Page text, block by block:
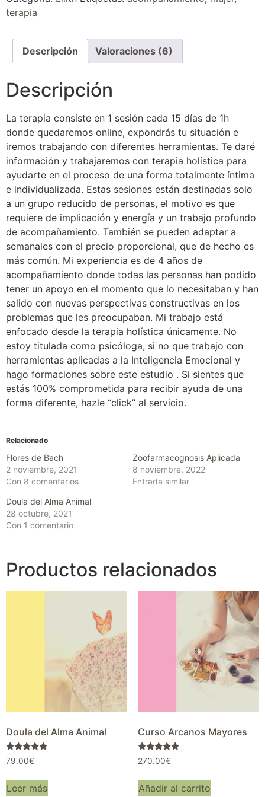
terapia
Descripción Valoraciones (6)
Descripción
La terapia consiste en 1 sesión cada 15 días de 1h
donde quedaremos online, expondrás tu situación e
iremos trabajando con diferentes herramientas. Te daré
información y trabajaremos con terapia holística para
ayudarte en el proceso de una forma totalmente íntima
e individualizada. Estas sesiones están destinadas solo
a un grupo reducido de personas, el motivo es que
requiere de implicación y energía y un trabajo profundo
de acompañamiento. También se pueden adaptar a
semanales con el precio proporcional, que de hecho es
más común. Mi experiencia es de 4 años de
acompañamiento donde todas las personas han podido
tener un apoyo en el momento que lo necesitaban y han
salido con nuevas perspectivas constructivas en los
problemas que les preocupaban. Mi trabajo está
enfocado desde la terapia holística únicamente. No
estoy titulada como psicóloga, si no que trabajo con
herramientas aplicadas a la Inteligencia Emocional y
hago formaciones sobre este estudio . Si sientes que
estás 100% comprometida para recibir ayuda de una
forma diferente, hazle “click” al servicio.
Relacionado
Flores de Bach
2 noviembre, 2021
Con 8 comentarios
Zoofarmacognosis Aplicada
8 noviembre, 2022
Entrada similar
Doula del Alma Animal
28 octubre, 2021
Con 1 comentario
Productos relacionados
Doula del Alma Animal
Valorado con
5.00
79.00€
Leer más
Curso Arcanos Mayores
Valorado con
5.00
270.00€
Añadir al carrito